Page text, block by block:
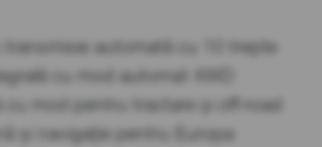
transmisie automată cu 10 trepte
cu mod automat 4WD
cu mod pentru tractare și off-road
și navigație pentru Europa